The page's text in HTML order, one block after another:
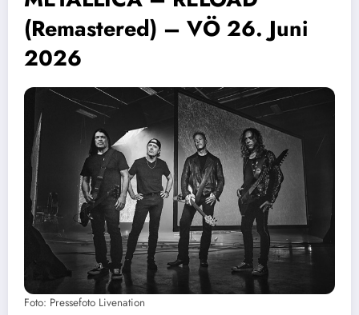
(Remastered) – VÖ 26. Juni
2026
Foto: Pressefoto Livenation